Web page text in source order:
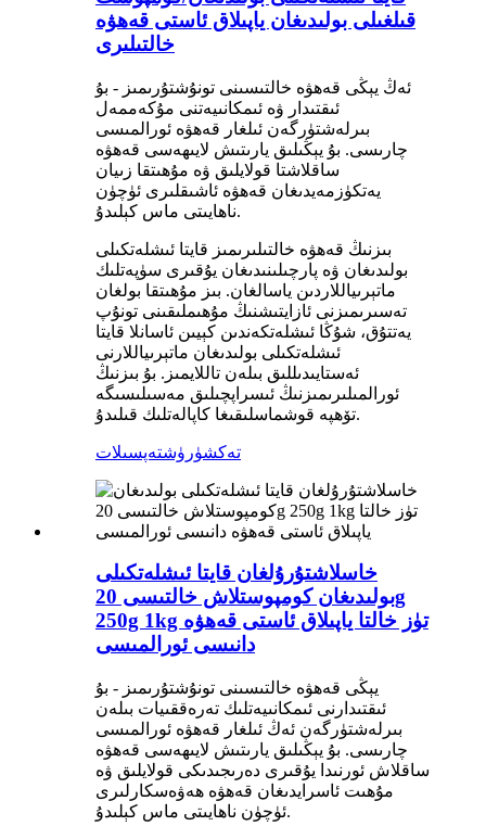
قىلغىلى بولىدىغان ياپىلاق ئاستى قەھۋە
خالتىلىرى
ئەڭ يېڭى قەھۋە خالتىسىنى تونۇشتۇرىمىز - بۇ
ئىقتىدار ۋە ئىمكانىيەتنى مۇكەممەل
بىرلەشتۈرگەن ئىلغار قەھۋە ئورالمىسى
چارىسى. بۇ يېڭىلىق يارىتىش لايىھەسى قەھۋە
ساقلاشتا قولايلىق ۋە مۇھىتقا زىيان
يەتكۈزمەيدىغان قەھۋە ئاشىقلىرى ئۈچۈن
ناھايىتى ماس كېلىدۇ.
بىزنىڭ قەھۋە خالتىلىرىمىز قايتا ئىشلەتكىلى
بولىدىغان ۋە پارچىلىنىدىغان يۇقىرى سۈپەتلىك
ماتېرىياللاردىن ياسالغان. بىز مۇھىتقا بولغان
تەسىرىمىزنى ئازايتىشنىڭ مۇھىملىقىنى تونۇپ
يەتتۇق، شۇڭا ئىشلەتكەندىن كېيىن ئاسانلا قايتا
ئىشلەتكىلى بولىدىغان ماتېرىياللارنى
ئەستايىدىللىق بىلەن تاللايمىز. بۇ بىزنىڭ
ئورالمىلىرىمىزنىڭ ئىسراپچىلىق مەسىلىسىگە
تۆھپە قوشماسلىقىغا كاپالەتلىك قىلىدۇ.
تەكشۈرۈشتەپسىلات
خاسلاشتۇرۇلغان قايتا ئىشلەتكىلى
بولىدىغان كومپوستلاش خالتىسى 20g
250g 1kg تۈز خالتا ياپىلاق ئاستى قەھۋە
دانىسى ئورالمىسى
يېڭى قەھۋە خالتىسىنى تونۇشتۇرىمىز - بۇ
ئىقتىدارنى ئىمكانىيەتلىك تەرەققىيات بىلەن
بىرلەشتۈرگەن ئەڭ ئىلغار قەھۋە ئورالمىسى
چارىسى. بۇ يېڭىلىق يارىتىش لايىھەسى قەھۋە
ساقلاش ئورنىدا يۇقىرى دەرىجىدىكى قولايلىق ۋە
مۇھىت ئاسرايدىغان قەھۋە ھەۋەسكارلىرى
ئۈچۈن ناھايىتى ماس كېلىدۇ.